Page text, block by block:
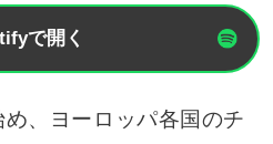
で開く
、ヨーロッパ各国のチ